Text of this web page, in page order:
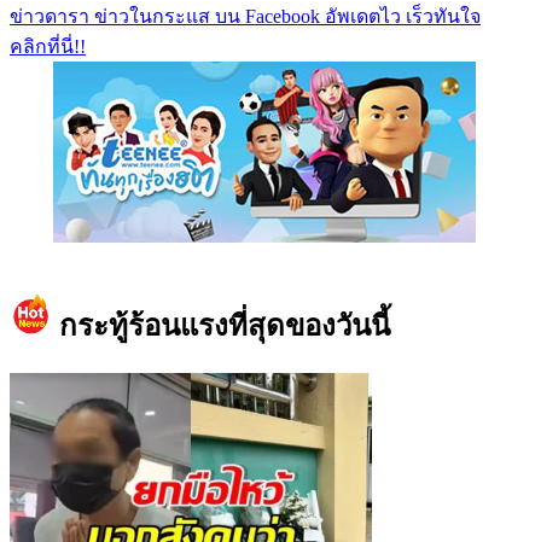
ข่าวดารา ข่าวในกระแส บน Facebook อัพเดตไว เร็วทันใจ
คลิกที่นี่!!
กระทู้ร้อนแรงที่สุดของวันนี้